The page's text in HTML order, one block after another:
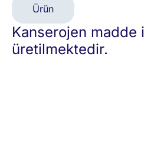
Ürün
Kanserojen
üretilmektedir.